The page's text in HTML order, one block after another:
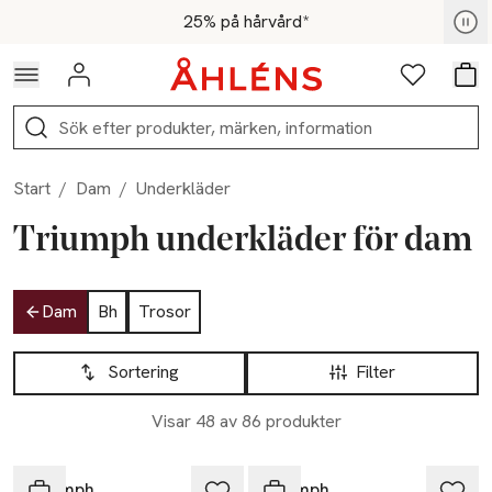
Hoppa till navigationsmenyn25% på hårvård*
För medlemmar - Shoppa nu
Logga in Favoriter
Sök
Start / Dam / Underkläder
Triumph underkläder för dam
Hoppa till produktsidan
Dam Bh
Trosor
Hoppa till produktsidan
Filter
Sortering
Visar 48 av 86 produkter
Lista över produkter